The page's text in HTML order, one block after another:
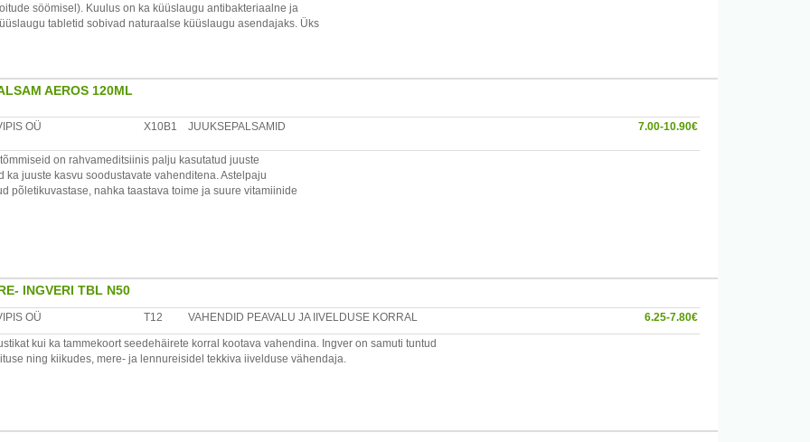
75325 Harjumaa, Eesti
söömisel). Kuulus on ka küüslaugu antibakteriaalne ja
tabletid sobivad naturaalse küüslaugu asendajaks. Üks
75325 Harjumaa, Eesti
AEROS 120ML
OÜ X10B1 JUUKSEPALSAMID 7.00-10.90€
on rahvameditsiinis palju kasutatud juuste
juuste kasvu soodustavate vahenditena. Astelpaju
põletikuvastase, nahka taastava toime ja suure vitamiinide
soodustava vahendina. Toidab ja aktiveerib peanaha
Lase mõjuda võimaluse korral vähemalt 24 tundi ja seejärel
kohas. Ülitundlikkuse korral toote koostisosade suhtes
INGVERI TBL N50
OÜ T12 VAHENDID PEAVALU JA IIVELDUSE KORRAL 6.25-7.80€
kui ka tammekoort seedehäirete korral kootava vahendina. Ingver on samuti tuntud
ning kiikudes, mere- ja lennureisidel tekkiva iivelduse vähendaja.